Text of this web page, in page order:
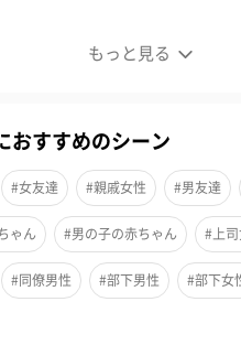
もっと見る
が万能で可愛い「ぬいぐるみ
おすすめのシーン
#女友達 #親戚女性 #男友達
ゃん #男の子の赤ちゃん #上
#同僚男性 #部下男性 #部下女